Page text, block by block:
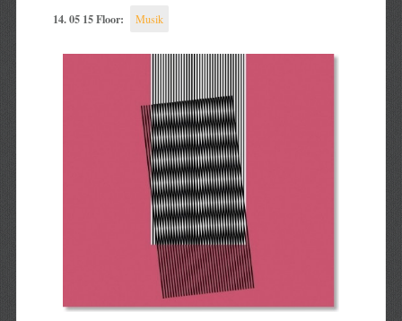
14. 05 15 Floor: Musik